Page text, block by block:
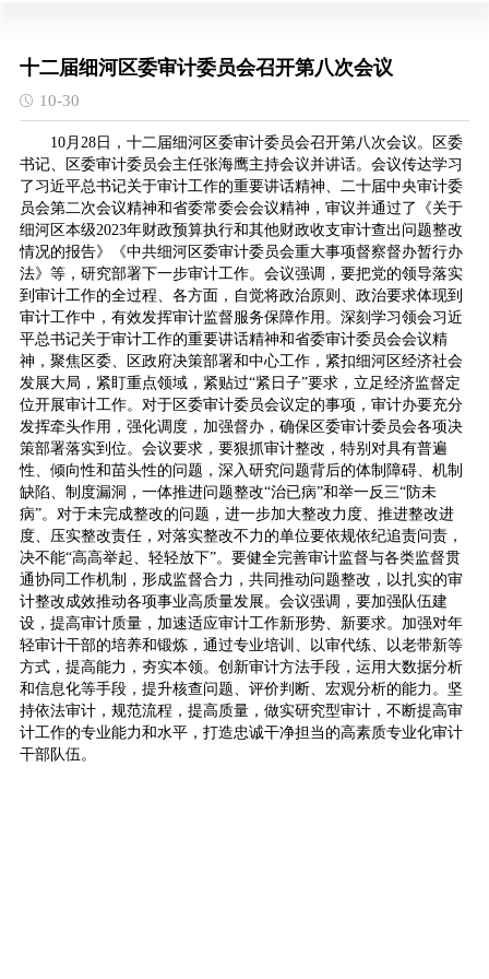
十二届细河区委审计委员会召开第八次会议
10-30
10月28日，十二届细河区委审计委员会召开第八次会议。区委
书记、区委审计委员会主任张海鹰主持会议并讲话。会议传达学习
了习近平总书记关于审计工作的重要讲话精神、二十届中央审计委
员会第二次会议精神和省委常委会会议精神，审议并通过了《关于
细河区本级2023年财政预算执行和其他财政收支审计查出问题整改
情况的报告》《中共细河区委审计委员会重大事项督察督办暂行办
法》等，研究部署下一步审计工作。会议强调，要把党的领导落实
到审计工作的全过程、各方面，自觉将政治原则、政治要求体现到
审计工作中，有效发挥审计监督服务保障作用。深刻学习领会习近
平总书记关于审计工作的重要讲话精神和省委审计委员会会议精
神，聚焦区委、区政府决策部署和中心工作，紧扣细河区经济社会
发展大局，紧盯重点领域，紧贴过“紧日子”要求，立足经济监督定
位开展审计工作。对于区委审计委员会议定的事项，审计办要充分
发挥牵头作用，强化调度，加强督办，确保区委审计委员会各项决
策部署落实到位。会议要求，要狠抓审计整改，特别对具有普遍
性、倾向性和苗头性的问题，深入研究问题背后的体制障碍、机制
缺陷、制度漏洞，一体推进问题整改“治已病”和举一反三“防未
病”。对于未完成整改的问题，进一步加大整改力度、推进整改进
度、压实整改责任，对落实整改不力的单位要依规依纪追责问责，
决不能“高高举起、轻轻放下”。要健全完善审计监督与各类监督贯
通协同工作机制，形成监督合力，共同推动问题整改，以扎实的审
计整改成效推动各项事业高质量发展。会议强调，要加强队伍建
设，提高审计质量，加速适应审计工作新形势、新要求。加强对年
轻审计干部的培养和锻炼，通过专业培训、以审代练、以老带新等
方式，提高能力，夯实本领。创新审计方法手段，运用大数据分析
和信息化等手段，提升核查问题、评价判断、宏观分析的能力。坚
持依法审计，规范流程，提高质量，做实研究型审计，不断提高审
计工作的专业能力和水平，打造忠诚干净担当的高素质专业化审计
干部队伍。